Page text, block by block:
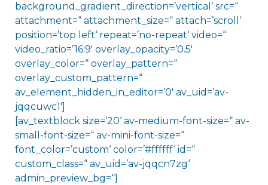
background_gradient_direction=’vertical‘ src=“
attachment=“ attachment_size=“ attach=’scroll‘
position=’top left‘ repeat=’no-repeat‘ video=“
video_ratio=’16:9′ overlay_opacity=’0.5′
overlay_color=“ overlay_pattern=“
overlay_custom_pattern=“
av_element_hidden_in_editor=’0′ av_uid=’av-
jqqcuwc1′]
[av_textblock size=’20‘ av-medium-font-size=“ av-
small-font-size=“ av-mini-font-size=“
font_color=’custom‘ color=’#ffffff‘ id=“
custom_class=“ av_uid=’av-jqqcn7zg‘
admin_preview_bg=“]